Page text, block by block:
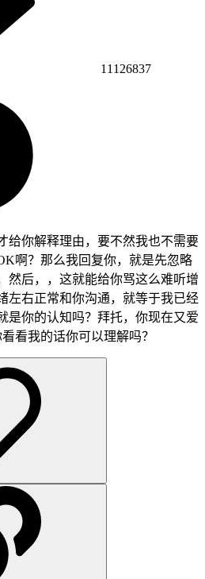
11126837
给你解释理由，要不然我也不需要
啊？那么我回复你，就是先忽略
然后，，这就能给你骂这么难听增
左右正常和你沟通，就等于我已经
是你的认知吗？拜托，你现在又爱
看我的话你可以理解吗？